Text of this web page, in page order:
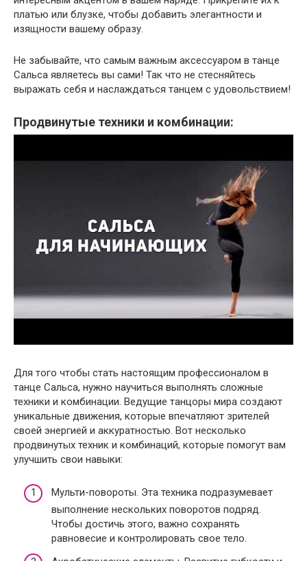
платью или блузке, чтобы добавить элегантности и
изящности вашему образу.
Не забывайте, что самым важным аксессуаром в танце
Сальса являетесь вы сами! Так что не стесняйтесь
выражать себя и наслаждаться танцем с удовольствием!
Продвинутые техники и комбинации:
Для того чтобы стать настоящим профессионалом в
танце Сальса, нужно научиться выполнять сложные
техники и комбинации. Ведущие танцоры мира создают
уникальные движения, которые впечатляют зрителей
своей энергией и аккуратностью. Вот несколько
продвинутых техник и комбинаций, которые помогут вам
улучшить свои навыки:
Мульти-повороты. Эта техника подразумевает
выполнение нескольких поворотов подряд.
Чтобы достичь этого, важно сохранять
равновесие и контролировать свое тело.